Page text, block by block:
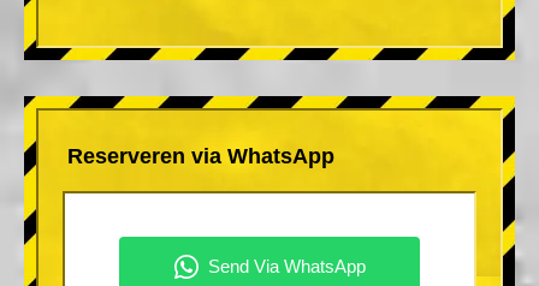
Reserveren via WhatsApp